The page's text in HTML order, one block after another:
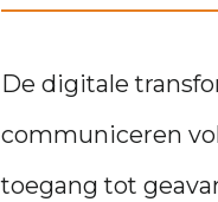
De digitale
communiceren
toegang tot